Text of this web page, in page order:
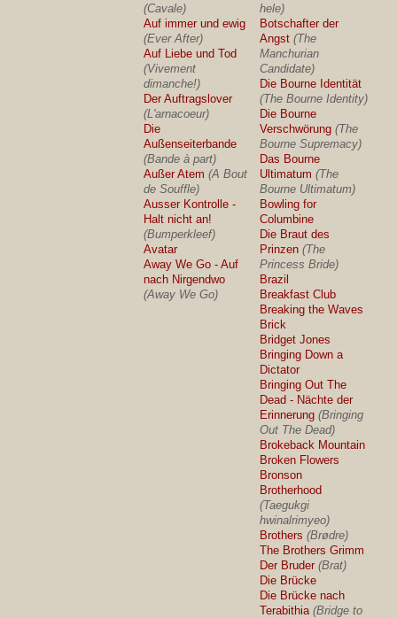
(Cavale)
Auf immer und ewig
(Ever After)
Auf Liebe und Tod
(Vivement
dimanche!)
Der Auftragslover
(L'arnacoeur)
Die
Außenseiterbande
(Bande à part)
Außer Atem (A Bout
de Souffle)
Ausser Kontrolle -
Halt nicht an!
(Bumperkleef)
Avatar
Away We Go - Auf
nach Nirgendwo
(Away We Go)
hele)
Botschafter der
Angst (The
Manchurian
Candidate)
Die Bourne Identität
(The Bourne Identity)
Die Bourne
Verschwörung (The
Bourne Supremacy)
Das Bourne
Ultimatum (The
Bourne Ultimatum)
Bowling for
Columbine
Die Braut des
Prinzen (The
Princess Bride)
Brazil
Breakfast Club
Breaking the Waves
Brick
Bridget Jones
Bringing Down a
Dictator
Bringing Out The
Dead - Nächte der
Erinnerung (Bringing
Out The Dead)
Brokeback Mountain
Broken Flowers
Bronson
Brotherhood
(Taegukgi
hwinalrimyeo)
Brothers (Brødre)
The Brothers Grimm
Der Bruder (Brat)
Die Brücke
Die Brücke nach
Terabithia (Bridge to